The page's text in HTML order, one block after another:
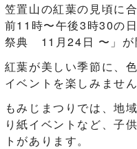
笠置山の紅葉の見頃に
前11時〜午後3時30の
祭典 11月24日 〜」が
紅葉が美しい季節に、
イベントを楽しみませ
もみじまつりでは、地
り紙イベントなど、子
トがあります。